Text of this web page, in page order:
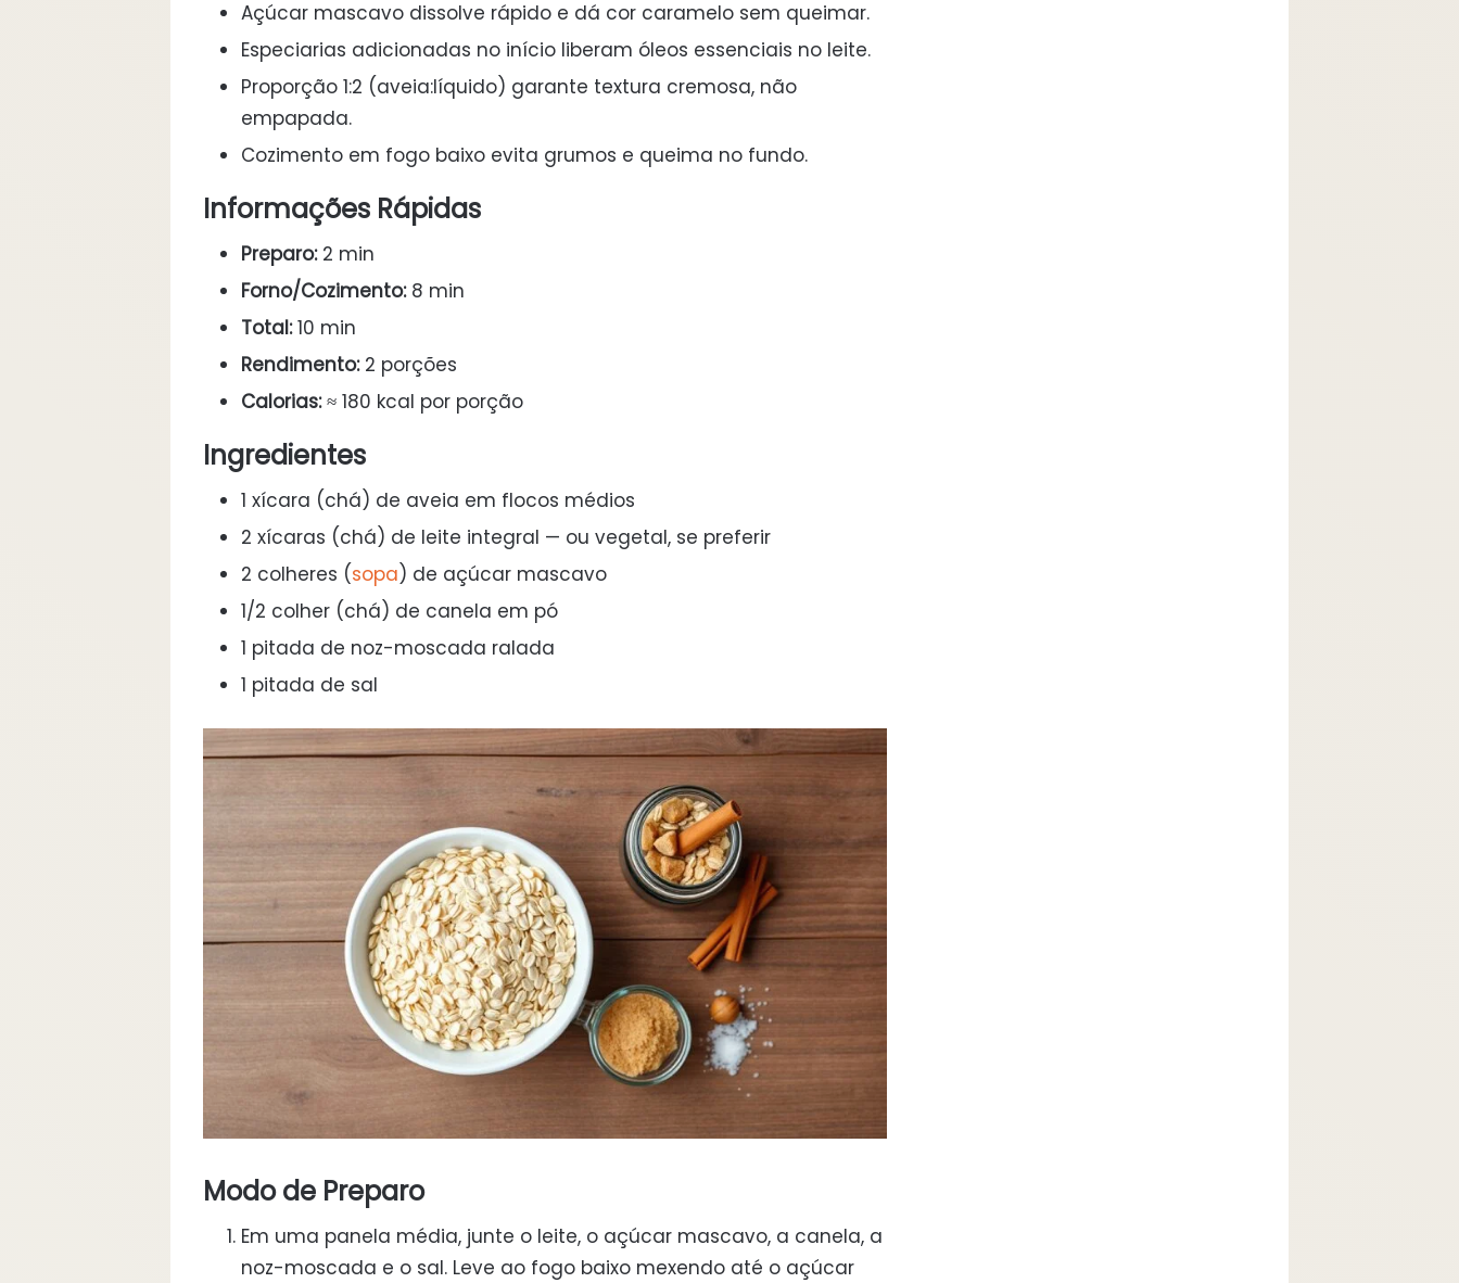
Açúcar mascavo dissolve rápido e dá cor caramelo sem queimar.
Especiarias adicionadas no início liberam óleos essenciais no leite.
Proporção 1:2 (aveia:líquido) garante textura cremosa, não
empapada.
Cozimento em fogo baixo evita grumos e queima no fundo.
Informações Rápidas
Preparo:2 min
Forno/Cozimento:8 min
Total:10 min
Rendimento:2 porções
Calorias:≈ 180 kcal por porção
Ingredientes
1 xícara (chá) de aveia em flocos médios
2 xícaras (chá) de leite integral — ou vegetal, se preferir
2 colheres (sopa) de açúcar mascavo
1/2 colher (chá) de canela em pó
1 pitada de noz-moscada ralada
1 pitada de sal
Modo de Preparo
Em uma panela média, junte o leite, o açúcar mascavo, a canela, a
noz-moscada e o sal. Leve ao fogo baixo mexendo até o açúcar